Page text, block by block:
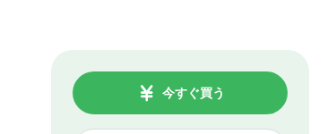
今すぐ買う